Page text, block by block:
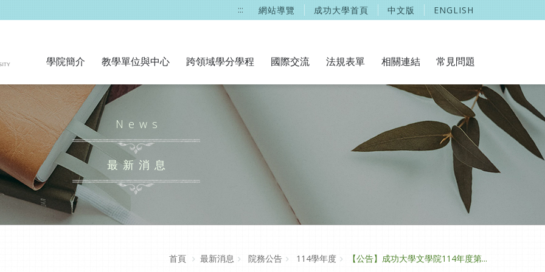
::: 網站導覽 成功大學首頁 中文版 ENGLISH
學院簡介 教學單位與中心 跨領域學分學程 國際交流 法規表單 相關連結 常見問題
News
最新消息
首頁 最新消息 院務公告 114學年度 【公告】成功大學文學院114年度第...